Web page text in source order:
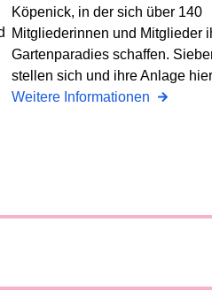
Köpenick, in der sich über 140
Mitgliederinnen und Mitglieder
Gartenparadies schaffen.
stellen sich und ihre Anlage
Weitere Informationen